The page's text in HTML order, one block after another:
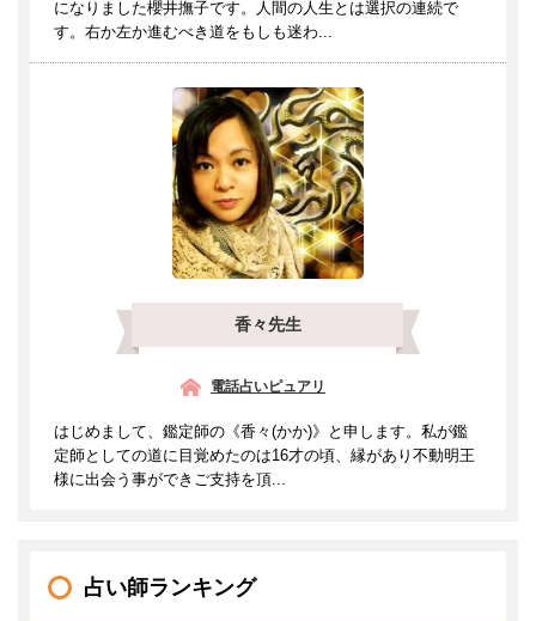
になりました櫻井撫子です。人間の人生とは選択の連続で
す。右か左か進むべき道をもしも迷わ...
香々先生
電話占いピュアリ
はじめまして、鑑定師の《香々(かか)》と申します。私が鑑
定師としての道に目覚めたのは16才の頃、縁があり不動明王
様に出会う事ができご支持を頂...
占い師ランキング